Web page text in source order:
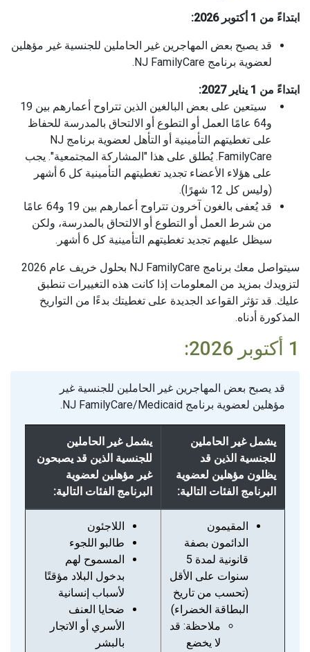
ابتداءً من 1 أكتوبر 2026:
قد يصبح بعض المهاجرين غير الحاملين للجنسية غير مؤهلين
لعضوية برنامج NJ FamilyCare.
ابتداءً من 1 يناير 2027:
سيتعين على بعض البالغين الذين تتراوح أعمارهم بين 19
و64 عامًا العمل أو التطوع أو الالتحاق بالمدرسة للحفاظ
على تغطيتهم التأمينية أو التأهل لعضوية برنامج NJ
FamilyCare. يُطلق على هذا "المشاركة المجتمعية". يجب
على هؤلاء الأعضاء تجديد تغطيتهم التأمينية كل 6 أشهر
(وليس كل 12 شهرًا).
قد يُعفى بالغون آخرون تتراوح أعمارهم بين 19 و64 عامًا
من شرط العمل أو التطوع أو الالتحاق بالمدرسة، ولكن
سيظل عليهم تجديد تغطيتهم التأمينية كل 6 أشهر.
سيتواصل معك برنامج NJ FamilyCare بحلول خريف عام 2026
لتزويدك بمزيد من المعلومات إذا كانت هذه التغييرات تنطبق
عليك. قد تؤثر القواعد الجديدة على تغطيتك بدءًا من التواريخ
المذكورة أدناه.
1 أكتوبر 2026:
قد يصبح بعض المهاجرين غير الحاملين للجنسية غير
مؤهلين لعضوية برنامج NJ FamilyCare/Medicaid.
يشمل غير الحاملين
للجنسية الذين قد
يظلون مؤهلين لعضوية
البرنامج الفئات التالية:
يشمل غير الحاملين
للجنسية الذين قد يصبحون
غير مؤهلين لعضوية
البرنامج الفئات التالية:
المقيمون
الدائمون بصفة
قانونية لمدة 5
سنوات على الأقل
(تحسب من تاريخ
البطاقة الخضراء)
ملاحظة: قد
لا يخضع
اللاجئون
طالبو اللجوء
المسموح لهم
بدخول البلاد مؤقتًا
لأسباب إنسانية
ضحايا العنف
الأسري أو الاتجار
بالبشر